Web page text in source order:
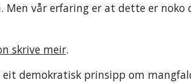
vår erfaring er at dette er noko
skrive meir.
demokratisk prinsipp om